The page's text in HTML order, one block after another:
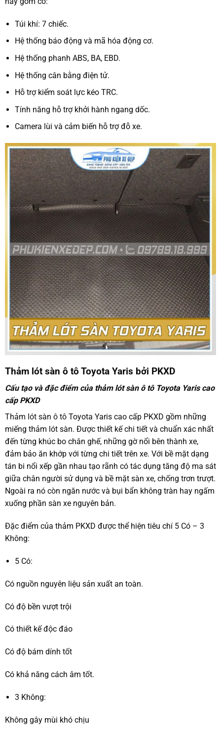
Túi khí: 7 chiếc.
Hệ thống báo động và mã hóa động cơ.
Hệ thống phanh ABS, BA, EBD.
Hệ thống cân bằng điện tử.
Hỗ trợ kiểm soát lực kéo TRC.
Tính năng hỗ trợ khởi hành ngang dốc.
Camera lùi và cảm biến hỗ trợ đỗ xe.
Thảm lót sàn ô tô Toyota Yaris bởi PKXD
Cấu tạo và đặc điểm của thảm lót sàn ô tô Toyota Yaris cao
cấp PKXD
Thảm lót sàn ô tôToyota Yaris cao cấp PKXD gồm những
miếng thảm lót sàn. Được thiết kế chi tiết và chuẩn xác nhất
đến từng khúc bo chân ghế, những gờ nổi bên thành xe,
đảm bảo ăn khớp với từng chi tiết trên xe. Với bề mặt dạng
tán bi nổi xếp gần nhau tạo rãnh có tác dụng tăng độ ma sát
giữa chân người sử dụng và bề mặt sàn xe, chống trơn trượt.
Ngoài ra nó còn ngăn nước và bụi bẩn không tràn hay ngấm
xuống phần sàn xe nguyên bản.
Đặc điểm của thảm PKXD được thể hiện tiêu chí 5 Có – 3
Không:
5 Có:
Có nguồn nguyên liệu sản xuất an toàn.
Có độ bền vượt trội
Có thiết kế độc đáo
Có độ bám dính tốt
Có khả năng cách âm tốt.
3 Không:
Không gây mùi khó chịu